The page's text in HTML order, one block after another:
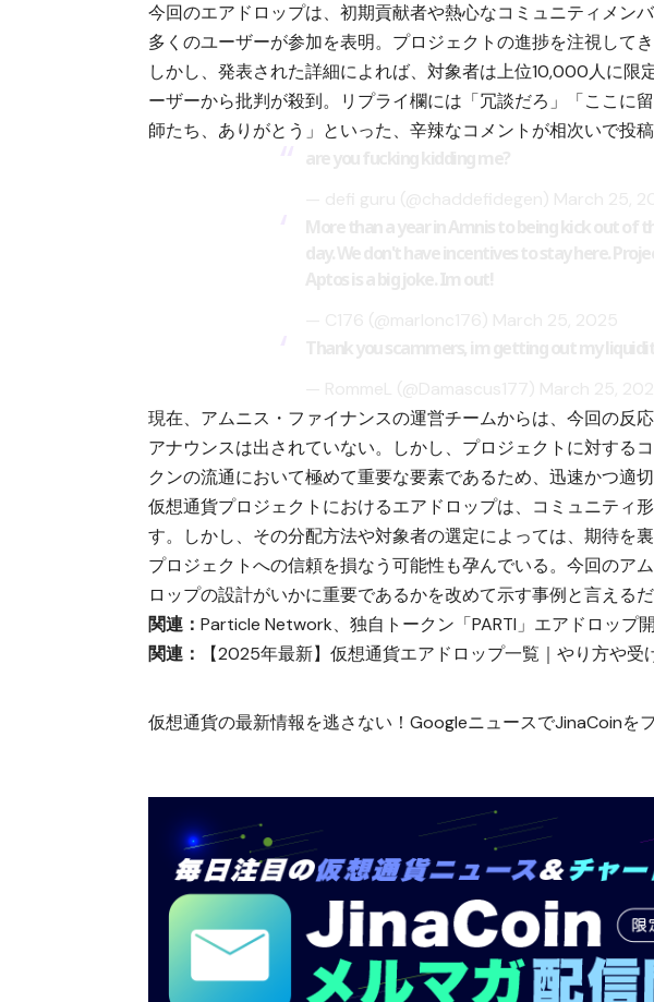
今回のエアドロップは、初期貢献者や熱心なコミュニティメン
多くのユーザーが参加を表明。プロジェクトの進捗を注視してき
しかし、発表された詳細によれば、対象者は上位10,000人に限
ーザーから批判が殺到。リプライ欄には「冗談だろ」「ここに
師たち、ありがとう」といった、辛辣なコメントが相次いで投稿
現在、アムニス・ファイナンスの運営チームからは、今回の反
アナウンスは出されていない。しかし、プロジェクトに対する
クンの流通において極めて重要な要素であるため、迅速かつ適
仮想通貨プロジェクトにおけるエアドロップは、コミュニティ
す。しかし、その分配方法や対象者の選定によっては、期待を
プロジェクトへの信頼を損なう可能性も孕んでいる。今回のア
ロップの設計がいかに重要であるかを改めて示す事例と言えるだ
関連：Particle Network、独自トークン「PARTI」エアドロップ
関連：
【2025年最新】仮想通貨エアドロップ一覧｜やり方や受
仮想通貨の最新情報を逃さない！GoogleニュースでJinaCoinを